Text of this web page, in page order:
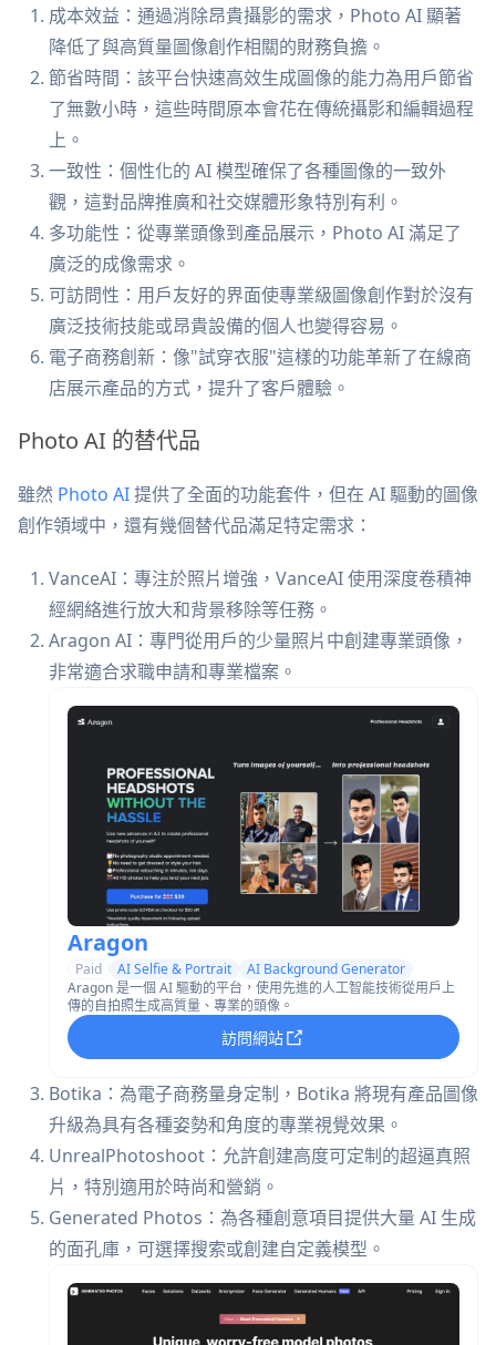
成本效益：通過消除昂貴攝影的需求，Photo AI 顯著
降低了與高質量圖像創作相關的財務負擔。
節省時間：該平台快速高效生成圖像的能力為用戶節省
了無數小時，這些時間原本會花在傳統攝影和編輯過程
上。
一致性：個性化的 AI 模型確保了各種圖像的一致外
觀，這對品牌推廣和社交媒體形象特別有利。
多功能性：從專業頭像到產品展示，Photo AI 滿足了
廣泛的成像需求。
可訪問性：用戶友好的界面使專業級圖像創作對於沒有
廣泛技術技能或昂貴設備的個人也變得容易。
電子商務創新：像"試穿衣服"這樣的功能革新了在線商
店展示產品的方式，提升了客戶體驗。
Photo AI 的替代品
雖然 Photo AI提供了全面的功能套件，但在 AI 驅動的圖像
創作領域中，還有幾個替代品滿足特定需求：
VanceAI：專注於照片增強，VanceAI 使用深度卷積神
經網絡進行放大和背景移除等任務。
Aragon AI：專門從用戶的少量照片中創建專業頭像，
非常適合求職申請和專業檔案。
Aragon
Paid AI Selfie & Portrait
AI Background Generator
Aragon 是一個 AI 驅動的平台，使用先進的人工智能技術從用戶上
傳的自拍照生成高質量、專業的頭像。
訪問網站
Botika：為電子商務量身定制，Botika 將現有產品圖像
升級為具有各種姿勢和角度的專業視覺效果。
UnrealPhotoshoot：允許創建高度可定制的超逼真照
片，特別適用於時尚和營銷。
Generated Photos：為各種創意項目提供大量 AI 生成
的面孔庫，可選擇搜索或創建自定義模型。